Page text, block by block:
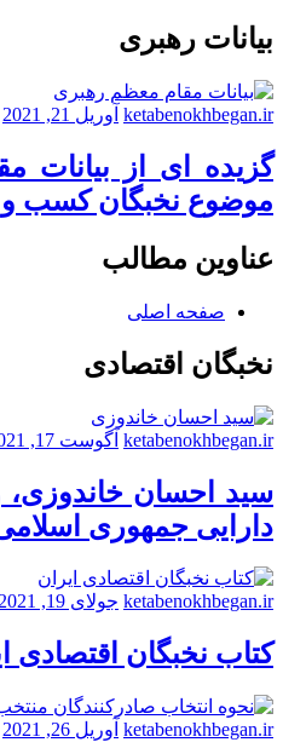
بیانات رهبری
ketabenokhbegan.ir آوریل 21, 2021
گزیده ای از بیانات
موضوع نخبگان کسب و
عناوین مطالب
صفحه اصلی
نخبگان اقتصادی
ketabenokhbegan.ir آگوست 17, 2021
سید احسان خاندوزی،
دارایی جمهوری
ketabenokhbegan.ir جولای 19, 2021
کتاب نخبگان اقتصادی
ketabenokhbegan.ir آوریل 26, 2021